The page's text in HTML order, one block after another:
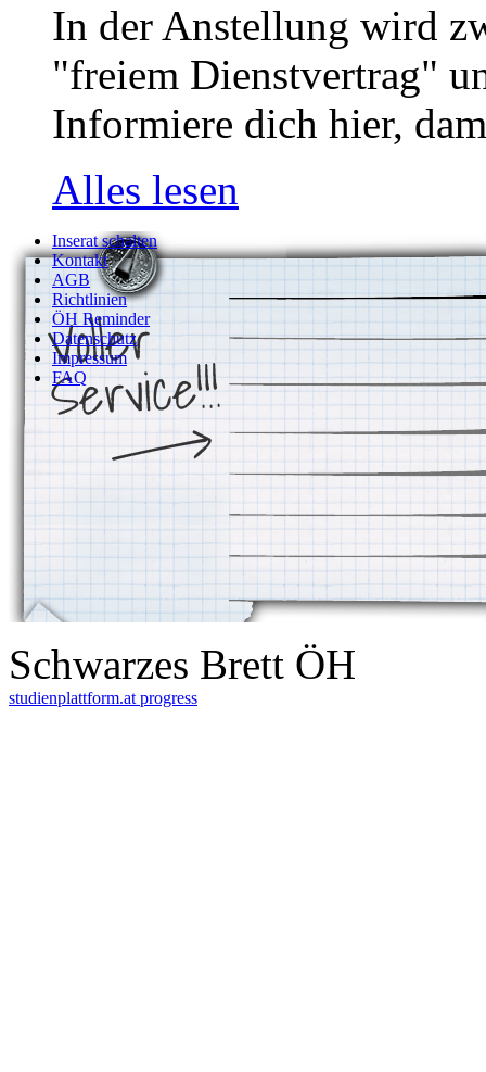
In der Anstellung wird
"freiem Dienstvertrag"
Informiere dich hier,
Alles lesen
Inserat schalten
Kontakt
AGB
Richtlinien
ÖH Reminder
Datenschutz
Impressum
FAQ
Schwarzes Brett ÖH
studienplattform.at progress